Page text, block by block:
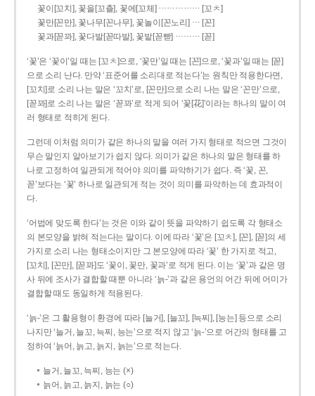
꽃이[꼬치], 꽃을[꼬츨], 꽃에[꼬체] …………… [꼬ㅊ]
꽃만[꼰만], 꽃나무[꼰나무], 꽃놀이[꼰노리] … [꼰]
꽃과[꼳꽈], 꽃다발[꼳따발], 꽃밭[꼳빧] ……… [꼳]
‘꽃’은 ‘꽃이’일 때는 [꼬ㅊ]으로, ‘꽃만’일 때는 [꼰]으로, ‘꽃과’일 때는 [꼳]
으로 소리 난다. 만약 ‘표준어를 소리대로 적는다’는 원칙만 적용한다면,
[꼬치]로 소리 나는 말은 ‘꼬치’로, [꼰만]으로 소리 나는 말은 ‘꼰만’으로,
[꼳꽈]로 소리 나는 말은 ‘꼳꽈’로 적게 되어 ‘꽃[花]’이라는 하나의 말이 여
러 형태로 적히게 된다.
그런데 이처럼 의미가 같은 하나의 말을 여러 가지 형태로 적으면 그것이
무슨 말인지 알아보기가 쉽지 않다. 의미가 같은 하나의 말은 형태를 하
나로 고정하여 일관되게 적어야 의미를 파악하기가 쉽다. 즉 ‘꽃, 꼰,
꼳’보다는 ‘꽃’ 하나로 일관되게 적는 것이 의미를 파악하는 데 효과적이
다.
‘어법에 맞도록 한다’는 것은 이와 같이 뜻을 파악하기 쉽도록 각 형태소
의 본모양을 밝혀 적는다는 말이다. 이에 따라 ‘꽃’은 [꼬ㅊ], [꼰], [꼳]의 세
가지로 소리 나는 형태소이지만 그 본모양에 따라 ‘꽃’ 한 가지로 적고,
[꼬치], [꼰만], [꼳꽈]도 ‘꽃이, 꽃만, 꽃과’로 적게 된다. 이는 ‘꽃’과 같은 명
사 뒤에 조사가 결합할 때뿐 아니라 ‘늙-’과 같은 용언의 어간 뒤에 어미가
결합할 때도 동일하게 적용된다.
‘늙-’은 그 활용형이 환경에 따라 [늘거], [늘꼬], [늑찌], [능는] 등으로 소리
나지만 ‘늘거, 늘꼬, 늑찌, 능는’으로 적지 않고 ‘늙-’으로 어간의 형태를 고
정하여 ‘늙어, 늙고, 늙지, 늙는’으로 적는다.
늘거, 늘꼬, 늑찌, 능는 (×)
늙어, 늙고, 늙지, 늙는 (○)